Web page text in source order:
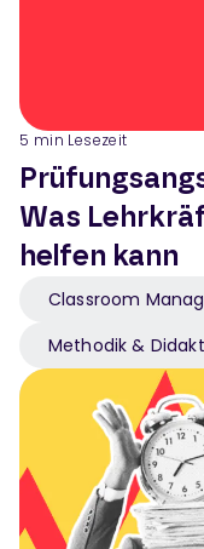
5 min Lesezeit
Was
helfen kann
Classroom
Methodik &